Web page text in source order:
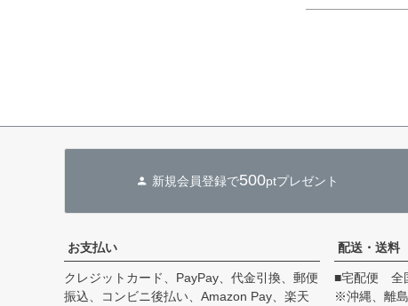
新規会員登録で500ptプレゼント
お支払い
クレジットカード、PayPay、代金引換、郵便
振込、コンビニ後払い、Amazon Pay、楽天
配送・送料
■宅配便 全
※沖縄、離